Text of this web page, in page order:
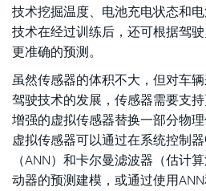
技术挖掘温度、电池充电状态和
技术在经过训练后，还可根据驾
更准确的预测。
虽然传感器的体积不大，但对车
驾驶技术的发展，传感器需要支
增强的虚拟传感器替换一部分物理
虚拟传感器可以通过在系统控制
（ANN）和卡尔曼滤波器（估计
动器的预测建模，或通过使用